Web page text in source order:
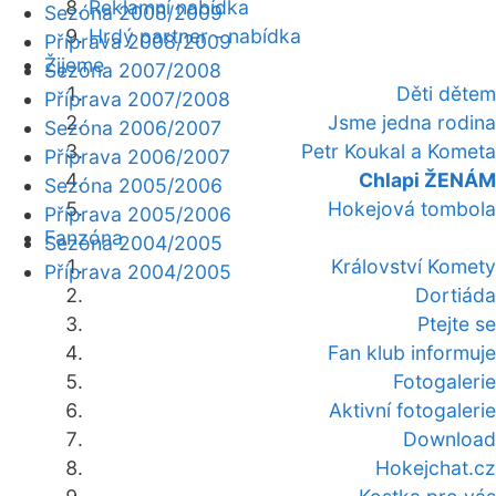
Reklamní nabídka
Hrdý partner - nabídka
Žijeme
Děti dětem
Jsme jedna rodina
Petr Koukal a Kometa
Chlapi ŽENÁM
Hokejová tombola
Fanzóna
Království Komety
Dortiáda
Ptejte se
Fan klub informuje
Fotogalerie
Aktivní fotogalerie
Download
Hokejchat.cz
Sezóna 2008/2009
Příprava 2008/2009
Sezóna 2007/2008
Příprava 2007/2008
Sezóna 2006/2007
Příprava 2006/2007
Sezóna 2005/2006
Příprava 2005/2006
Sezóna 2004/2005
Příprava 2004/2005